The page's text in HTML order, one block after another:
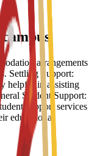
arrangements
Settling Support:
helpful in assisting
Student Support:
support services
educational